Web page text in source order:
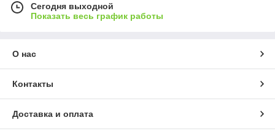
Сегодня выходной
Показать весь график работы
О нас
Контакты
Доставка и оплата